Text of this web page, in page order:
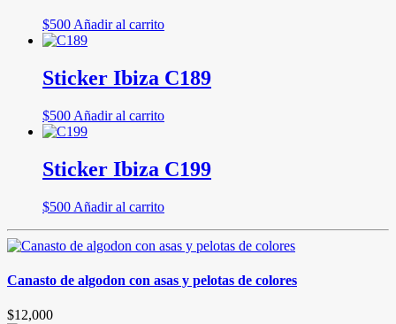
$500 Añadir al carrito
Sticker Ibiza C189
$500 Añadir al carrito
Sticker Ibiza C199
$500 Añadir al carrito
Canasto de algodon con asas y pelotas de colores
$12,000